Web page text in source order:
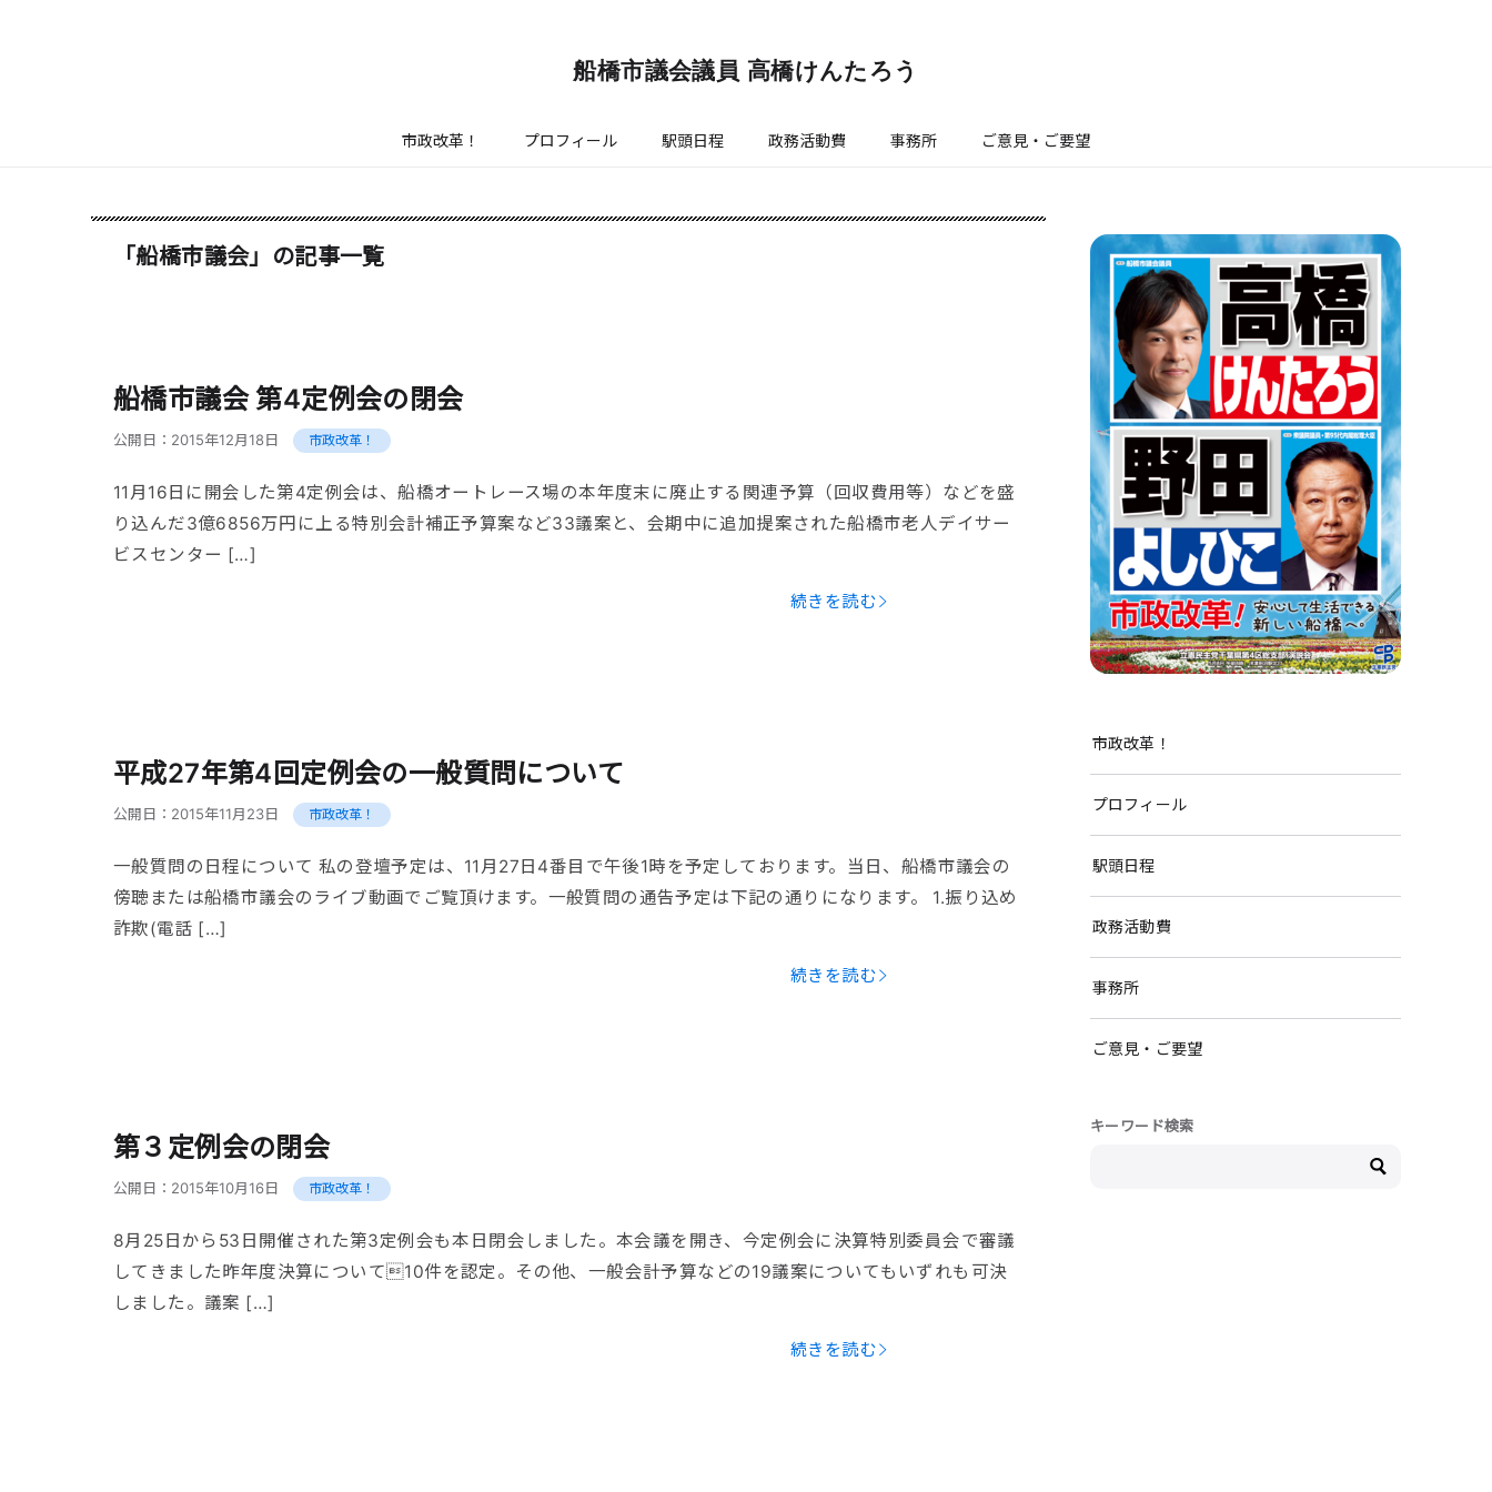
船橋市議会議員 高橋けんたろう
市政改革！ プロフィール 駅頭日程 政務活動費 事務所 ご意見・ご要望
「船橋市議会」の記事一覧
船橋市議会 第4定例会の閉会
公開日： 2015年12月18日 市政改革！
11月16日に開会した第4定例会は、船橋オートレース場の本年度末に廃止する関連予算（回収費用等）などを盛
り込んだ3億6856万円に上る特別会計補正予算案など33議案と、会期中に追加提案された船橋市老人デイサー
ビスセンター […]
続きを読む
平成27年第4回定例会の一般質問について
公開日： 2015年11月23日 市政改革！
一般質問の日程について 私の登壇予定は、11月27日4番目で午後1時を予定しております。当日、船橋市議会の
傍聴または船橋市議会のライブ動画でご覧頂けます。一般質問の通告予定は下記の通りになります。 1.振り込め
詐欺(電話 […]
続きを読む
第３定例会の閉会
公開日： 2015年10月16日 市政改革！
8月25日から53日開催された第3定例会も本日閉会しました。本会議を開き、今定例会に決算特別委員会で審議
してきました昨年度決算について10件を認定。その他、一般会計予算などの19議案についてもいずれも可決
しました。議案 […]
続きを読む
市政改革！
プロフィール
駅頭日程
政務活動費
事務所
ご意見・ご要望
キーワード検索